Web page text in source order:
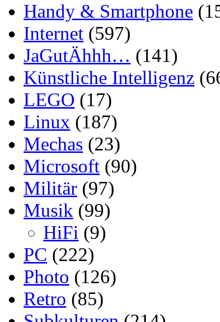
Handy & Smartphone
Internet (597)
JaGutÄhhh… (141)
Künstliche Intelligenz
LEGO (17)
Linux (187)
Mechas (23)
Microsoft (90)
Militär (97)
Musik (99)
HiFi (9)
PC (222)
Photo (126)
Retro (85)